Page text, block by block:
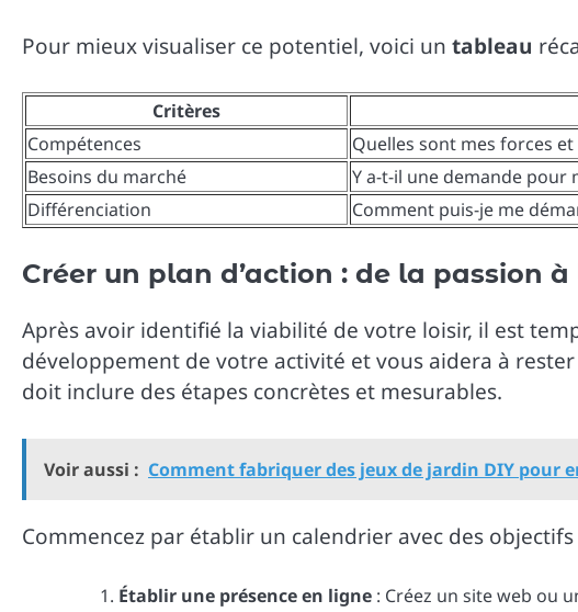
Pour mieux visualiser ce potentiel, voici un tableau
Critères
Compétences
Quelles sont mes forces
Besoins du marché
Y a-t-il une demande pour
Différenciation
Comment puis-je me
Créer un plan d’action : de la passion
Après avoir identifié la viabilité de votre loisir, il est
développement de votre activité et vous aidera à
doit inclure des étapes concrètes et mesurables.
Voir aussi : Comment fabriquer des jeux de jardin DIY pour
Commencez par établir un calendrier avec des objectifs
Établir une présence en ligne : Créez un site web ou